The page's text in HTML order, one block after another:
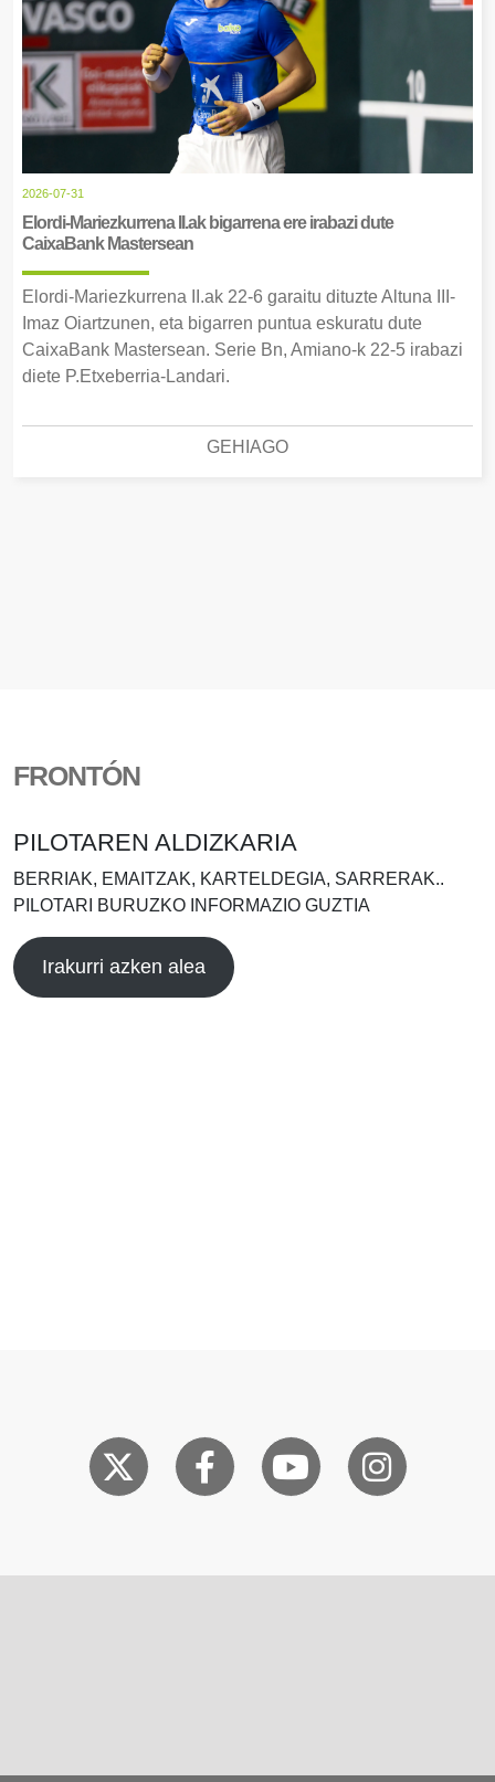
2026-07-31
Elordi-Mariezkurrena II.ak bigarrena ere irabazi dute
CaixaBank Mastersean
Elordi-Mariezkurrena II.ak 22-6 garaitu dituzte Altuna III-
Imaz Oiartzunen, eta bigarren puntua eskuratu dute
CaixaBank Mastersean. Serie Bn, Amiano-k 22-5 irabazi
diete P.Etxeberria-Landari.
GEHIAGO
FRONTÓN
PILOTAREN ALDIZKARIA
BERRIAK, EMAITZAK, KARTELDEGIA, SARRERAK..
PILOTARI BURUZKO INFORMAZIO GUZTIA
Irakurri azken alea